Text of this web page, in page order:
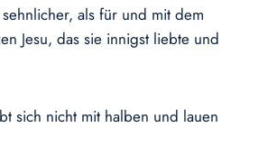
als für und mit dem
Jesu, das sie innigst liebte und
sich nicht mit halben und lauen